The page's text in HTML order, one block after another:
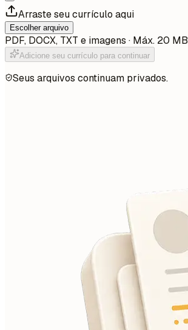
Arraste seu currículo aqui
Escolher arquivo
PDF, DOCX, TXT e imagens · Máx. 20 MB
Adicione seu currículo para continuar
Seus arquivos continuam privados.